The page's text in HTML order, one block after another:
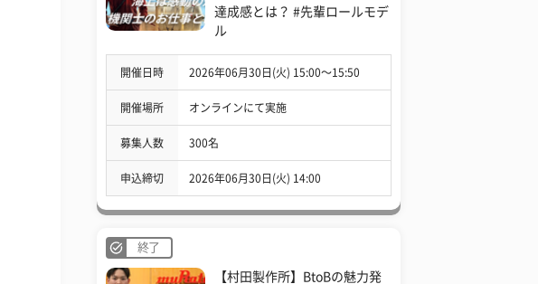
達成感とは？ #先輩ロールモデ
ル
開催日時 2026年06月30日(火) 15:00〜15:50
開催場所 オンラインにて実施
募集人数 300名
申込締切 2026年06月30日(火) 14:00
終了
【村田製作所】BtoBの魅力発